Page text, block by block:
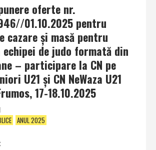
oferte nr.
01.10.2025 pentru
cazare şi masă pentru
de judo formată din
– participare la CN pe
U21 şi CN NeWaza U21
17-18.10.2025
ANUL 2025